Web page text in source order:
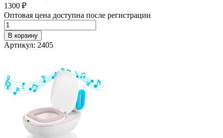
1300 ₽
Оптовая цена доступна после регистрации
В корзину
Артикул: 2405